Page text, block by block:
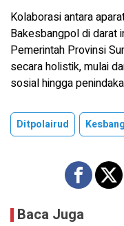
​Kolaborasi antara
Bakesbangpol di darat
Pemerintah Provinsi
secara holistik, mulai
sosial hingga
Ditpolairud
Baca Juga